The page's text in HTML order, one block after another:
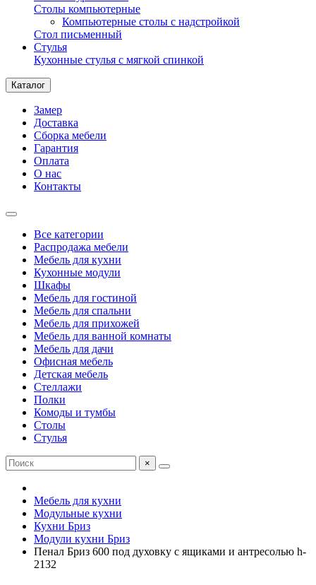
Столы компьютерные
Компьютерные столы с надстройкой
Стол письменный
Стулья
Кухонные стулья с мягкой спинкой
Каталог
Замер
Доставка
Сборка мебели
Гарантия
Оплата
О нас
Контакты
Все категории
Распродажа мебели
Мебель для кухни
Кухонные модули
Шкафы
Мебель для гостиной
Мебель для спальни
Мебель для прихожей
Мебель для ванной комнаты
Мебель для дачи
Офисная мебель
Детская мебель
Стеллажи
Полки
Комоды и тумбы
Столы
Стулья
×
Мебель для кухни
Модульные кухни
Кухни Бриз
Модули кухни Бриз
Пенал Бриз 600 под духовку c ящиками и антресолью h-
2132